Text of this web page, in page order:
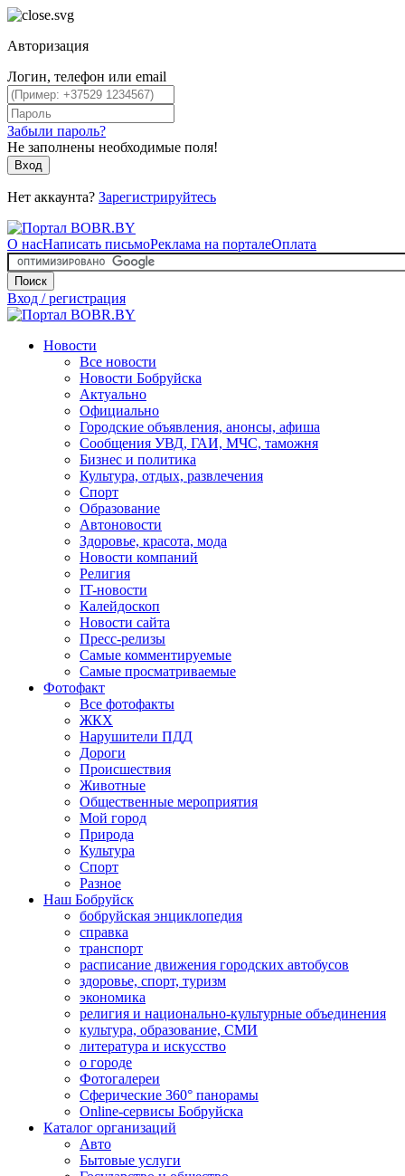
Авторизация
Логин, телефон или email
Забыли пароль?
Не заполнены необходимые поля!
Вход
Нет аккаунта? Зарегистрируйтесь
О насНаписать письмоРеклама на порталеОплата
Поиск
Вход / регистрация
Новости
Все новости
Новости Бобруйска
Актуально
Официально
Городские объявления, анонсы, афиша
Сообщения УВД, ГАИ, МЧС, таможня
Бизнес и политика
Культура, отдых, развлечения
Спорт
Образование
Автоновости
Здоровье, красота, мода
Новости компаний
Религия
IT-новости
Калейдоскоп
Новости сайта
Пресс-релизы
Самые комментируемые
Самые просматриваемые
Фотофакт
Все фотофакты
ЖКХ
Нарушители ПДД
Дороги
Происшествия
Животные
Общественные мероприятия
Мой город
Природа
Культура
Спорт
Разное
Наш Бобруйск
бобруйская энциклопедия
справка
транспорт
расписание движения городских автобусов
здоровье, спорт, туризм
экономика
религия и национально-культурные объединения
культура, образование, СМИ
литература и искусство
о городе
Фотогалереи
Сферические 360° панорамы
Online-сервисы Бобруйска
Каталог организаций
Авто
Бытовые услуги